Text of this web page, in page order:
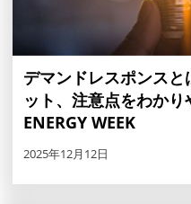
デマンドレスポンスと
ット、注意点をわか
ENERGY WEEK
2025年12月12日